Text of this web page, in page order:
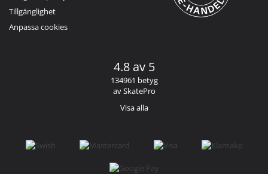
Tillgänglighet
Anpassa cookies
4.8 av 5
134961 betyg
av SkatePro
Visa alla